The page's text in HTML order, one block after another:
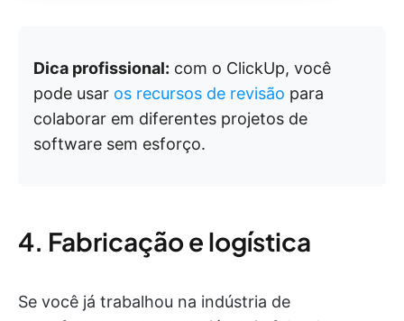
Dica profissional: com o ClickUp, você
pode usar os recursos de revisão para
colaborar em diferentes projetos de
software sem esforço.
4. Fabricação e logística
Se você já trabalhou na indústria de